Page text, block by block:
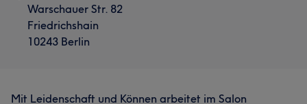
Warschauer Str. 82
Friedrichshain
10243 Berlin
Mit Leidenschaft und Können arbeitet im Salon